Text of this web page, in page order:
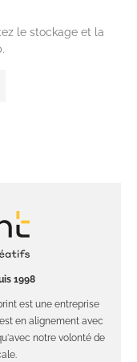
le stockage et la
1998
est une entreprise
en alignement avec
notre volonté de